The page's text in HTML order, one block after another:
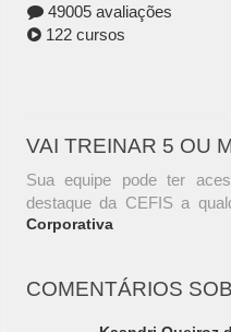
49005 avaliações
122 cursos
VAI TREINAR 5 OU
Sua equipe pode ter
destaque da CEFIS a
Corporativa
COMENTÁRIOS